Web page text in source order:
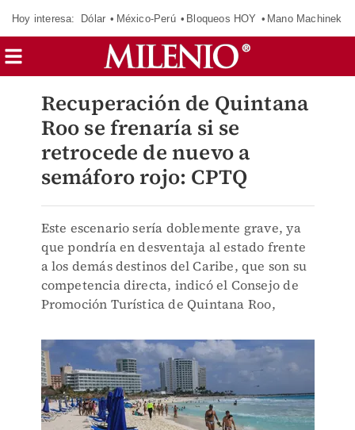
Hoy interesa: Dólar México-Perú Bloqueos HOY Mano Machinek
Recuperación de Quintana
Roo se frenaría si se
retrocede de nuevo a
semáforo rojo: CPTQ
Este escenario sería doblemente grave, ya
que pondría en desventaja al estado frente
a los demás destinos del Caribe, que son su
competencia directa, indicó el Consejo de
Promoción Turística de Quintana Roo,